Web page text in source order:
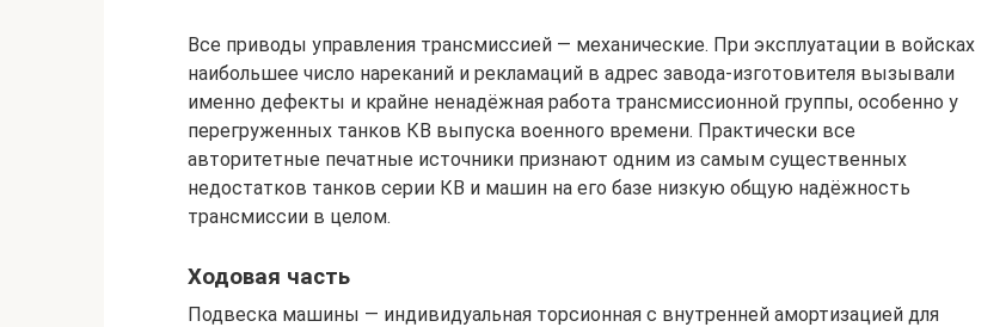
Все приводы управления трансмиссией — механические. При эксплуатации в войсках
наибольшее число нареканий и рекламаций в адрес завода-изготовителя вызывали
именно дефекты и крайне ненадёжная работа трансмиссионной группы, особенно у
перегруженных танков КВ выпуска военного времени. Практически все
авторитетные печатные источники признают одним из самым существенных
недостатков танков серии КВ и машин на его базе низкую общую надёжность
трансмиссии в целом.
Ходовая часть
Подвеска машины — индивидуальная торсионная с внутренней амортизацией для